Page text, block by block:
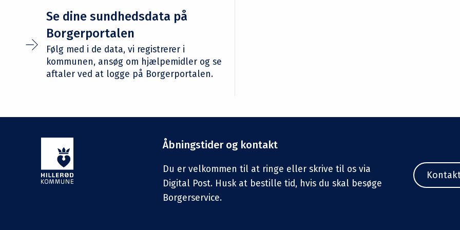
Se dine sundhedsdata på
Borgerportalen
Følg med i de data, vi registrerer i
kommunen, ansøg om hjælpemidler og se
aftaler ved at logge på Borgerportalen.
Åbningstider og kontakt
Du er velkommen til at ringe eller skrive til os via
Digital Post. Husk at bestille tid, hvis du skal besøge
Borgerservice.